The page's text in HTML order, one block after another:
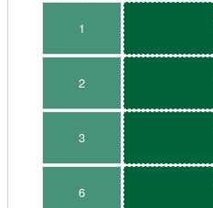
1
2
3
6